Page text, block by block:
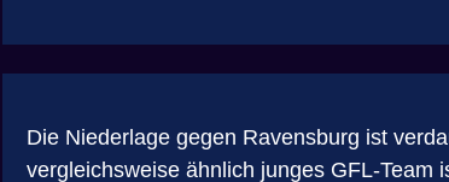
Die Niederlage gegen Ravensburg ist
vergleichsweise ähnlich junges GFL-Team